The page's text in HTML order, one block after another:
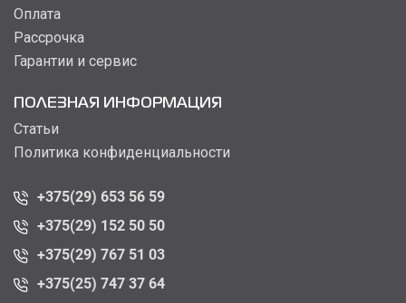
Оплата
Рассрочка
Гарантии и сервис
ПОЛЕЗНАЯ ИНФОРМАЦИЯ
Статьи
Политика конфиденциальности
+375(29) 653 56 59
+375(29) 152 50 50
+375(29) 767 51 03
+375(25) 747 37 64